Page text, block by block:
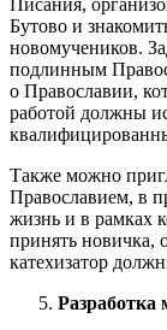
Бутово и
новомучеников.
подлинным
о Православии,
работой должны
Также можно
Православием, в
жизнь и в рамках
принять новичка,
катехизатор
Разработка